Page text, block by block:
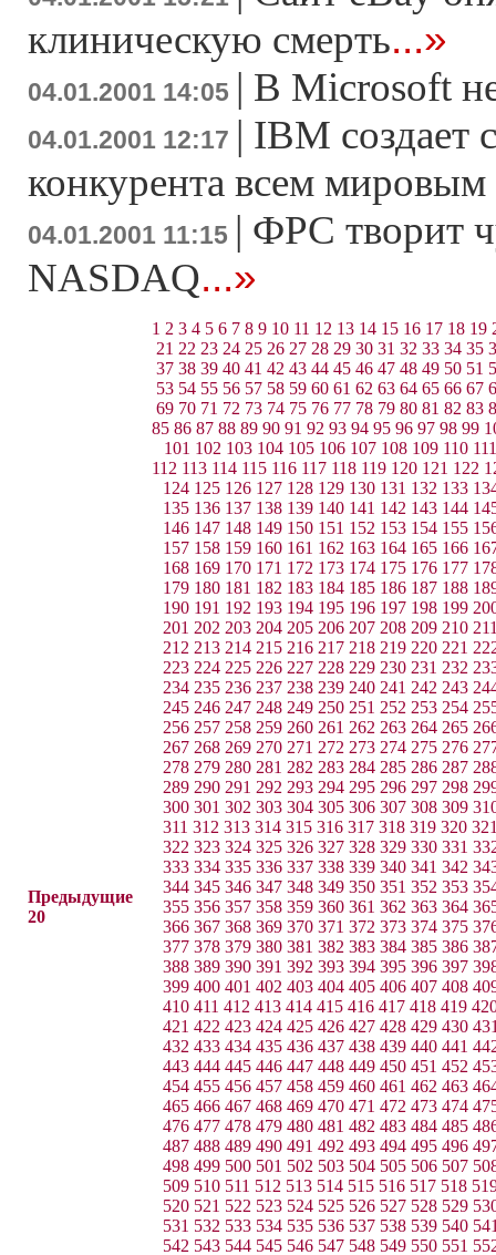
клиническую смерть...»
04.01.2001 14:05 | В Microsoft
04.01.2001 12:17 | IBM создает
конкурента всем
04.01.2001 11:15 | ФРС творит
NASDAQ...»
Предыдущие
20
1 2 3 4 5 6 7 8 9 10 11 12 13 14 15 16 17 18 19
21 22 23 24 25 26 27 28 29 30 31 32 33 34 35
37 38 39 40 41 42 43 44 45 46 47 48 49 50 51
53 54 55 56 57 58 59 60 61 62 63 64 65 66 67
69 70 71 72 73 74 75 76 77 78 79 80 81 82 83
85 86 87 88 89 90 91 92 93 94 95 96 97 98 99
101 102 103 104 105 106 107 108 109 110 111
112 113 114 115 116 117 118 119 120 121 122
124 125 126 127 128 129 130 131 132 133
135 136 137 138 139 140 141 142 143 144
146 147 148 149 150 151 152 153 154 155
157 158 159 160 161 162 163 164 165 166
168 169 170 171 172 173 174 175 176 177
179 180 181 182 183 184 185 186 187 188
190 191 192 193 194 195 196 197 198 199
201 202 203 204 205 206 207 208 209 210
212 213 214 215 216 217 218 219 220 221
223 224 225 226 227 228 229 230 231 232
234 235 236 237 238 239 240 241 242 243
245 246 247 248 249 250 251 252 253 254
256 257 258 259 260 261 262 263 264 265
267 268 269 270 271 272 273 274 275 276
278 279 280 281 282 283 284 285 286 287
289 290 291 292 293 294 295 296 297 298
300 301 302 303 304 305 306 307 308 309
311 312 313 314 315 316 317 318 319 320
322 323 324 325 326 327 328 329 330 331
333 334 335 336 337 338 339 340 341 342
344 345 346 347 348 349 350 351 352 353
355 356 357 358 359 360 361 362 363 364
366 367 368 369 370 371 372 373 374 375
377 378 379 380 381 382 383 384 385 386
388 389 390 391 392 393 394 395 396 397
399 400 401 402 403 404 405 406 407 408
410 411 412 413 414 415 416 417 418 419
421 422 423 424 425 426 427 428 429 430
432 433 434 435 436 437 438 439 440 441
443 444 445 446 447 448 449 450 451 452
454 455 456 457 458 459 460 461 462 463
465 466 467 468 469 470 471 472 473 474
476 477 478 479 480 481 482 483 484 485
487 488 489 490 491 492 493 494 495 496
498 499 500 501 502 503 504 505 506 507
509 510 511 512 513 514 515 516 517 518
520 521 522 523 524 525 526 527 528 529
531 532 533 534 535 536 537 538 539 540
542 543 544 545 546 547 548 549 550 551